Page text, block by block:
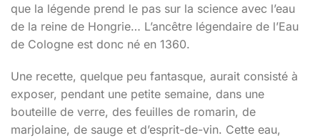
que la légende prend le pas sur la science avec l’eau
de la reine de Hongrie… L’ancêtre légendaire de l’Eau
de Cologne est donc né en 1360.
Une recette, quelque peu fantasque, aurait consisté à
exposer, pendant une petite semaine, dans une
bouteille de verre, des feuilles de romarin, de
marjolaine, de sauge et d’esprit-de-vin. Cette eau,